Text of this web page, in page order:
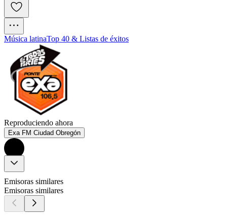
Música latinaTop 40 & Listas de éxitos
Reproduciendo ahora
Exa FM Ciudad Obregón
Emisoras similares
Emisoras similares